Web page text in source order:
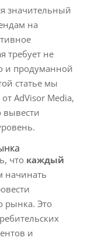
значительный
на
требует не
и продуманной
статье мы
AdVisor Media,
вывести
что каждый
начинать
рынка. Это
и